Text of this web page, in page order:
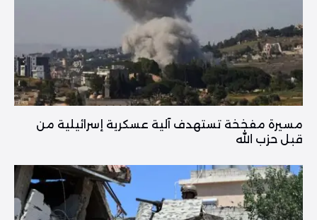
مسيرة مفخخة تستهدف آلية عسكرية إسرائيلية من
قبل حزب الله